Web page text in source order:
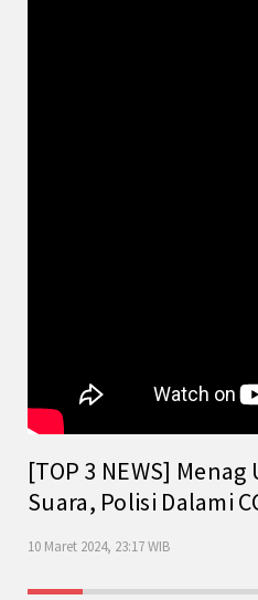
[TOP 3 NEWS]
Suara, Polisi Dalami
10 Maret 2024, 23:17 WIB